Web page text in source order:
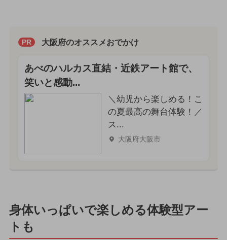
PR 大阪府のオススメおでかけ
あべのハルカス直結・近鉄アート館で、
笑いと感動...
＼幼児から楽しめる！こ
の夏最高の舞台体験！／
ス...
大阪府大阪市
身体いっぱいで楽しめる体験型アー
トも